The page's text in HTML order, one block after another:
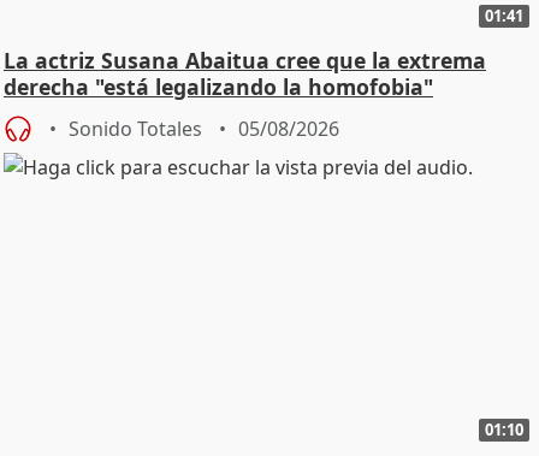
01:41
La actriz Susana Abaitua cree que la extrema
derecha "está legalizando la homofobia"
Sonido Totales 05/08/2026
01:10